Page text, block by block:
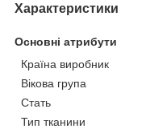
Характеристики
Основні атрибути
Країна виробник
Вікова група
Стать
Тип тканини